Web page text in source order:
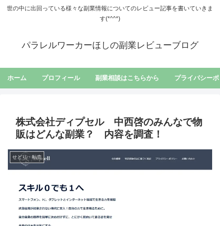
世の中に出回っている様々な副業情報についてのレビュー記事を書いていきま
す(*^^*)
パラレルワーカーほしの副業レビューブログ
ホーム プロフィール 副業相談はこちらから プライバシー
株式会社ディプセル 中西啓のみんなで物
販はどんな副業？ 内容を調査！
せどり・転売